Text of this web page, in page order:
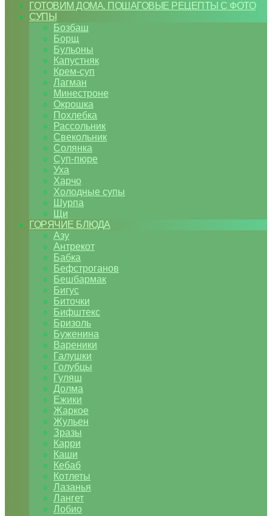
ГОТОВИМ ДОМА. ПОШАГОВЫЕ РЕЦЕПТЫ С ФОТО
СУПЫ
Бозбаш
Борщ
Бульоны
Капустняк
Крем-суп
Лагман
Минестроне
Окрошка
Похлебка
Рассольник
Свекольник
Солянка
Суп-пюре
Уха
Харчо
Холодные супы
Шурпа
Щи
ГОРЯЧИЕ БЛЮДА
Азу
Антрекот
Бабка
Бефстроганов
Бешбармак
Бигус
Биточки
Бифштекс
Бризоль
Буженина
Вареники
Галушки
Голубцы
Гуляш
Долма
Ежики
Жаркое
Жульен
Зразы
Карри
Каши
Кебаб
Котлеты
Лазанья
Лангет
Лобио